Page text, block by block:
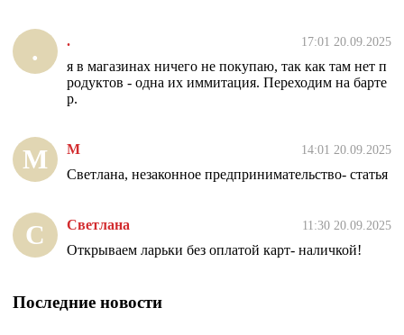
. . 17:01 20.09.2025
я в магазинах ничего не покупаю, так как там нет п
родуктов - одна их иммитация. Переходим на барте
р.
М М 14:01 20.09.2025
Светлана, незаконное предпринимательство- статья
С Светлана 11:30 20.09.2025
Открываем ларьки без оплатой карт- наличкой!
Последние новости